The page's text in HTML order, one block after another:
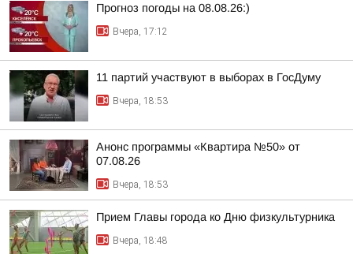
Прогноз погоды на 08.08.26:)
Вчера, 17:12
11 партий участвуют в выборах в ГосДуму
Вчера, 18:53
Анонс программы «Квартира №50» от
07.08.26
Вчера, 18:53
Прием Главы города ко Дню физкультурника
Вчера, 18:48